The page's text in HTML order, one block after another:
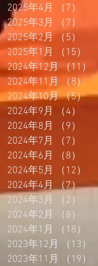
2025年4月
（7）
2025年3月
（7）
2025年2月
（5）
2025年1月
（15）
2024年12月
（11）
2024年11月
（8）8
2024年10月 （5）5
2024年9月
（4）
2024年8月
（9）
2024年7月
（7）
2024年6月
（8）
2024年5月
（12）
2024年4月 （7）7
2024年3月
（2）
2024年2月
（8）
2024年1月
（18）
2023年12月
（13）
2023年11月
（19）